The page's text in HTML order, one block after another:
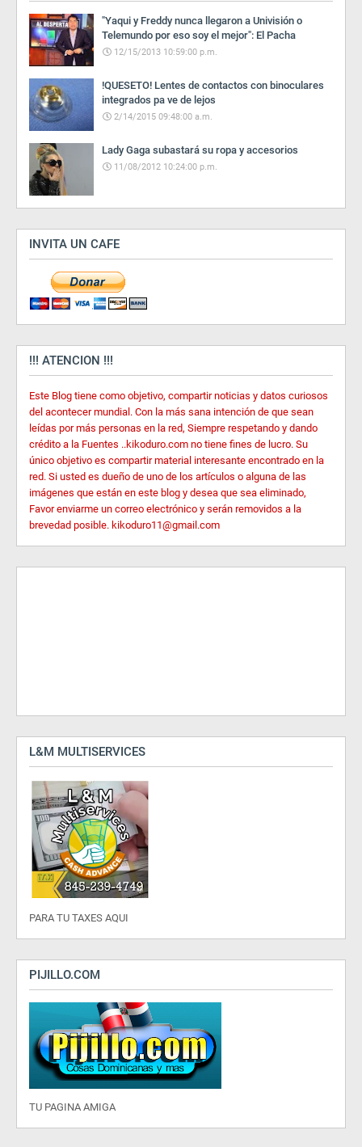
"Yaqui y Freddy nunca llegaron a Univisión o
Telemundo por eso soy el mejor": El Pacha
12/15/2013 10:59:00 p.m.
!QUESETO! Lentes de contactos con binoculares
integrados pa ve de lejos
2/14/2015 09:48:00 a.m.
Lady Gaga subastará su ropa y accesorios
11/08/2012 10:24:00 p.m.
INVITA UN CAFE
!!! ATENCION !!!
Este Blog tiene como objetivo, compartir noticias y datos curiosos
del acontecer mundial. Con la más sana intención de que sean
leídas por más personas en la red, Siempre respetando y dando
crédito a la Fuentes ..kikoduro.com no tiene fines de lucro. Su
único objetivo es compartir material interesante encontrado en la
red. Si usted es dueño de uno de los artículos o alguna de las
imágenes que están en este blog y desea que sea eliminado,
Favor enviarme un correo electrónico y serán removidos a la
brevedad posible. kikoduro11@gmail.com
L&M MULTISERVICES
PARA TU TAXES AQUI
PIJILLO.COM
TU PAGINA AMIGA